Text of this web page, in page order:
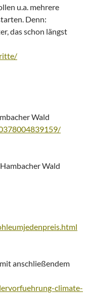
u.a. mehrere
Denn:
das schon längst
Wald
Wald
anschließendem
climate-